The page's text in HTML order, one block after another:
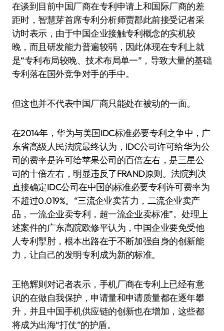
在谈到目前中国厂商在专利申请上和国际厂商的差
距时，智慧芽首席专利分析师贾郡此前接受记者采
访时表示，由于中国企业接触专利概念的实机较
晚，而且研发能力普遍较弱，因此体现在专利上就
是“专利布局较晚、技术布局单一”，导致大量的基础
专利落在国外竞争对手的手中。
但这也并不代表中国厂商只能处在被动的一面。
在2014年，华为与美国IDC标准必要专利之争中，广
东省高级人民法院最终认为，IDC公司许可给华为公
司的费率是许可给苹果公司的百倍左右，是三星公
司的十倍左右，明显违反了FRAND原则。法院判决
直接确定IDC公司在中国的标准必要专利许可费率为
不超过0.019%。“三流企业卖苦力，二流企业卖产
品，一流企业卖专利，超一流企业卖标准”。处理上
述案件的广东高院欧修平认为，中国企业要免受他
人专利掣肘，根本出路在于不断加强自身的创新能
力，让自己的发明专利成为新的标准。
王艳辉则对记者表示，手机厂商在专利上已经有意
识的在做自我保护，申请量和申请质量都在逐年攀
升，并且中国手机供应链的创新也在增加，这些都
将成为出海“打仗”的护盾。